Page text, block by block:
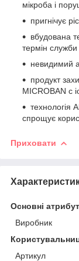
мікроба і
пригнічує
вбудована
термін
невидимий
продукт
MICROBAN c
технологія
спрощує
Приховати
Основні
Виробник
Артикул